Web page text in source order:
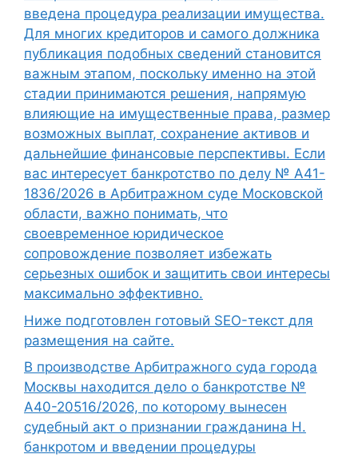
введена процедура реализации имущества.
Для многих кредиторов и самого должника
публикация подобных сведений становится
важным этапом, поскольку именно на этой
стадии принимаются решения, напрямую
влияющие на имущественные права, размер
возможных выплат, сохранение активов и
дальнейшие финансовые перспективы. Если
вас интересует банкротство по делу № А41-
1836/2026 в Арбитражном суде Московской
области, важно понимать, что
своевременное юридическое
сопровождение позволяет избежать
серьезных ошибок и защитить свои интересы
максимально эффективно.
Ниже подготовлен готовый SEO-текст для
размещения на сайте.
В производстве Арбитражного суда города
Москвы находится дело о банкротстве №
А40-20516/2026, по которому вынесен
судебный акт о признании гражданина Н.
банкротом и введении процедуры